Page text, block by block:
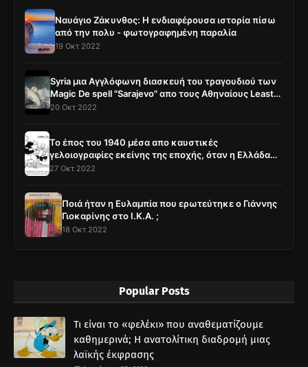
Ναυάγιο Ζάκυνθος: Η ενδιαφέρουσα ιστορία πίσω
από την πολυ - φωτογραφημένη παραλία
19 Οκτ 2022
Syria μια Αγγλόφωνη διασκευή του τραγουδιού των
Magic De spell "Sarajevo" απο τους Αθηναίους Least
Concern
20 Οκτ 2022
Το έπος του 1940 μέσα απο καυστικές
γελοιογραφίες εκείνης της εποχής, όταν η Ελλάδα
ξανά - έγραφε ιστορία ...
27 Οκτ 2022
Ποιά ήταν η Ευλαμπία που ερωτεύτηκε ο Γιάννης
Γιοκαρίνης στο Ι.Κ.Α. ;
18 Οκτ 2022
Popular Posts
Τι είναι το «φελέκι» που αναθεματίζουμε
καθημερινά; Η ανατολίτικη διαδρομή μιας
λαϊκής έκφρασης